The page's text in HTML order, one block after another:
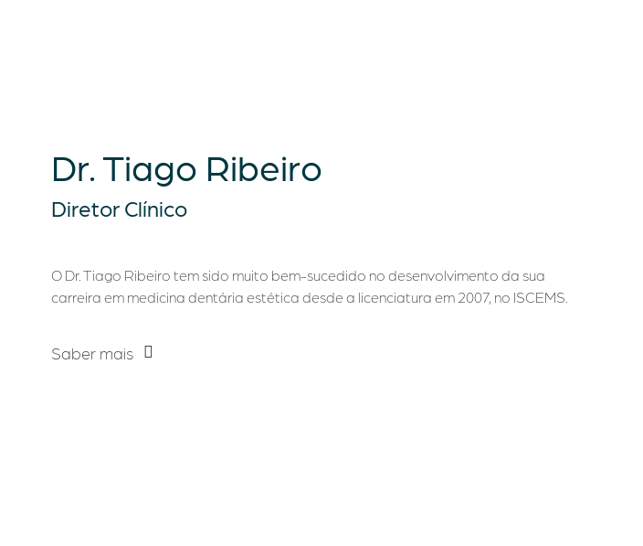
Dr. Tiago Ribeiro
Diretor Clínico
O Dr. Tiago Ribeiro tem sido muito bem-sucedido no desenvolvimento da sua
carreira em medicina dentária estética desde a licenciatura em 2007, no ISCEMS.
Saber mais